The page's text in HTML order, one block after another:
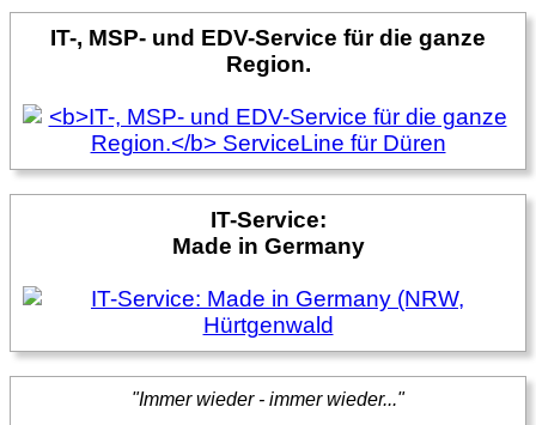
IT-, MSP- und EDV-Service für die ganze
Region.
IT-Service:
Made in Germany
"Immer wieder - immer wieder..."